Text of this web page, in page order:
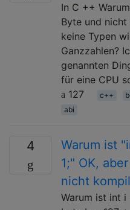
In C ++
Byte und
keine Typen
Ganzzahlen?
genannten
für eine CPU
127
c++
abi
4
Warum ist
1;" OK,
nicht
Warum ist int i